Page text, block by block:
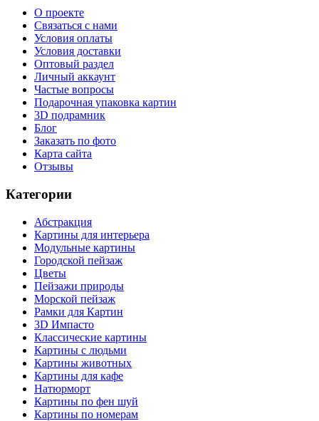
О проекте
Связаться с нами
Условия оплаты
Условия доставки
Оптовый раздел
Личный аккаунт
Частые вопросы
Подарочная упаковка картин
3D подрамник
Блог
Заказать по фото
Карта сайта
Отзывы
Категории
Абстракция
Картины для интерьера
Модульные картины
Городской пейзаж
Цветы
Пейзажи природы
Морской пейзаж
Рамки для Картин
3D Импасто
Классические картины
Картины с людьми
Картины животных
Картины для кафе
Натюрморт
Картины по фен шуй
Картины по номерам